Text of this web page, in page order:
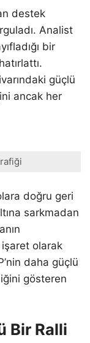
destek
Analist
bir
güçlü
ancak her
doğru geri
sarkmadan
olarak
daha güçlü
gösteren
Bir Ralli